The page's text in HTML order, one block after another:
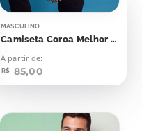
MASCULINO
Camiseta Coroa Melhor Pai Do Mundo
A partir de:
R$ 85,00